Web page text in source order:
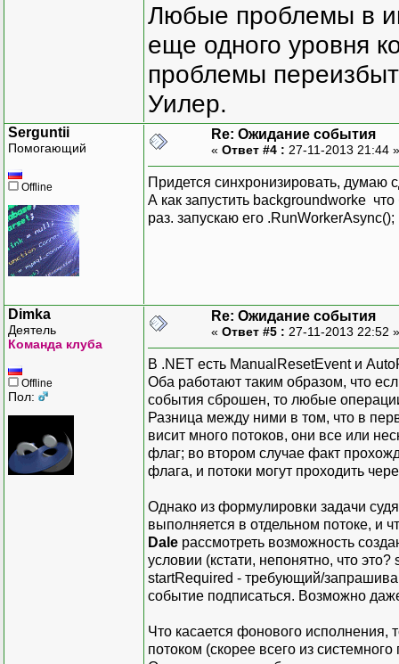
Любые проблемы в
еще одного уровня
проблемы
Уилер.
Serguntii
Помогающий
Offline
Re: Ожидание события
« Ответ #4 : 27-11-2013 21:44
Придется синхронизировать, думаю
А как запустить backgroundworke
раз. запускаю его .RunWorkerAsync();
Dimka
Деятель
Команда клуба
Offline
Пол:
Re: Ожидание события
« Ответ #5 : 27-11-2013 22:52
В .NET есть ManualResetEvent и
Оба работают таким образом, что
события сброшен, то любые
Разница между ними в том, что в
висит много потоков, они все или
флаг; во втором случае факт
флага, и потоки могут проходить
Однако из формулировки задачи
выполняется в отдельном потоке, и
Dale рассмотреть возможность
условии (кстати, непонятно, что
startRequired - требующий/
событие подписаться. Возможно
Что касается фонового
потоком (скорее всего из